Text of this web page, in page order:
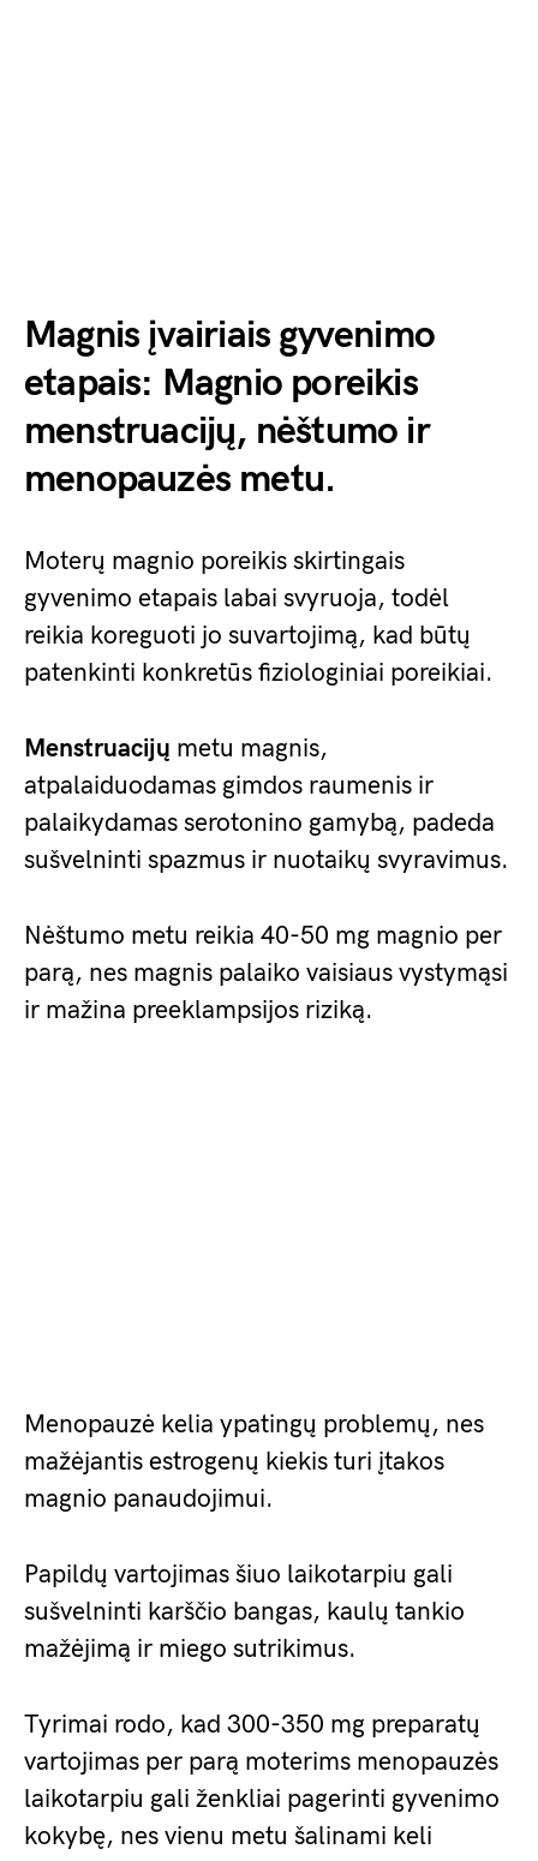
Magnis įvairiais gyvenimo
etapais: Magnio poreikis
menstruacijų, nėštumo ir
menopauzės metu.
Moterų magnio poreikis skirtingais
gyvenimo etapais labai svyruoja, todėl
reikia koreguoti jo suvartojimą, kad būtų
patenkinti konkretūs fiziologiniai poreikiai.
Menstruacijų metu magnis,
atpalaiduodamas gimdos raumenis ir
palaikydamas serotonino gamybą, padeda
sušvelninti spazmus ir nuotaikų svyravimus.
Nėštumo metu reikia 40-50 mg magnio per
parą, nes magnis palaiko vaisiaus vystymąsi
ir mažina preeklampsijos riziką.
Menopauzė kelia ypatingų problemų, nes
mažėjantis estrogenų kiekis turi įtakos
magnio panaudojimui.
Papildų vartojimas šiuo laikotarpiu gali
sušvelninti karščio bangas, kaulų tankio
mažėjimą ir miego sutrikimus.
Tyrimai rodo, kad 300-350 mg preparatų
vartojimas per parą moterims menopauzės
laikotarpiu gali ženkliai pagerinti gyvenimo
kokybę, nes vienu metu šalinami keli